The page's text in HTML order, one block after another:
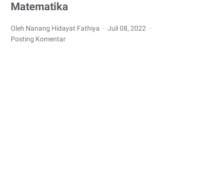
Matematika
Oleh Nanang Hidayat Fathiya
Juli 08, 2022
Posting Komentar